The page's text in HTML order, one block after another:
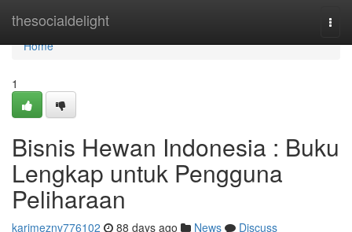
thesocialdelight
Home
Home
1
Bisnis Hewan Indonesia : Buku
Lengkap untuk Pengguna
Peliharaan
karimeznv776102 88 days ago News
Discuss